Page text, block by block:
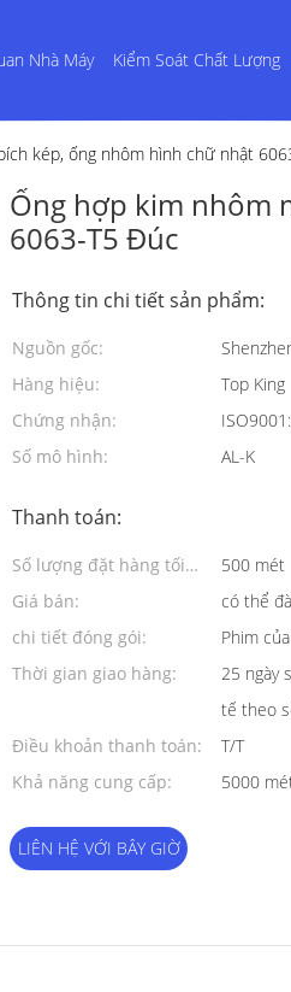
Nhà Máy Kiểm Soát Chất Lượng
kép, ống nhôm hình chữ nhật
Ống hợp kim nhôm
6063-T5 Đúc
Thông tin chi tiết sản phẩm:
Nguồn gốc:
Hàng hiệu:
Top King
Chứng nhận:
Số mô hình:
AL-K
Thanh toán:
Số lượng đặt hàng tối
thiểu:
500 mét
Giá bán:
có thể
chi tiết đóng gói:
Phim
Thời gian giao hàng:
25 ngày
tế theo
Điều khoản thanh toán:
T/T
Khả năng cung cấp:
5000
LIÊN HỆ VỚI BÂY GIỜ